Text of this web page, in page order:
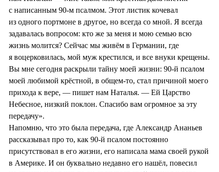
с написанным 90-м псалмом. Этот листик кочевал
из одного портмоне в другое, но всегда со мной. Я всегда
задавалась вопросом: кто же за меня и мою семью всю
жизнь молится? Сейчас мы живём в Германии, где
я воцерковилась, мой муж крестился, и все внуки крещены.
Вы мне сегодня раскрыли тайну моей жизни: 90-й псалом
моей любимой крёстной, в общем-то, стал причиной моего
прихода к вере, — пишет нам Наталья. — Ей Царство
Небесное, низкий поклон. Спасибо вам огромное за эту
передачу».
Напомню, что это была передача, где Александр Ананьев
рассказывал про то, как 90-й псалом постоянно
присутствовал в его жизни, его написала мама своей рукой
в Америке. И он буквально недавно его нашёл, повесил